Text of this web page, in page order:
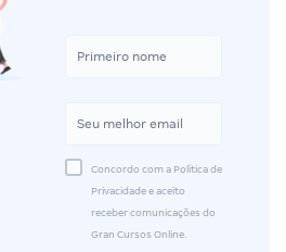
Concordo com a Política de
Privacidade e aceito
receber comunicações do
Gran Cursos Online.